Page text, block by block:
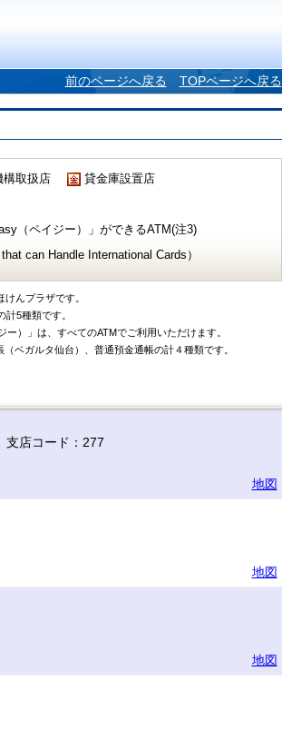
前のページへ戻る TOPページへ戻る
取扱店
貸金庫設置店
（ペイジー）」ができるATM(注3)
can Handle International Cards）
んプラザです。
5種類です。
）」は、すべてのATMでご利用いただけます。
ベガルタ仙台）、普通預金通帳の計４種類です。
店コード：277
地図
地図
地図